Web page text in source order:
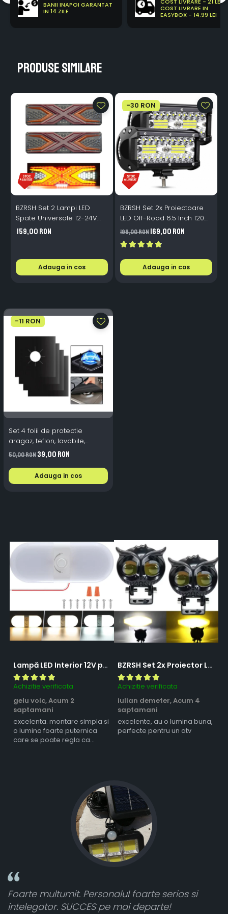
BANII INAPOI GARANTAT
IN 14 ZILE
COST LIVRARE IN
EASYBOX - 14.99 LEI
Produse similare
BZRSH Set 2 Lampi LED
Spate Universale 12-24V
Semnalizare Dinamica
159,00 RON
Adauga in cos
-30 RON
BZRSH Set 2x Proiectoare
LED Off-Road 6.5 Inch 120W
12000 Lumeni 6000K 12-24V
199,00 RON169,00 RON
Adauga in cos
-11 RON
Set 4 folii de protectie
aragaz, teflon, lavabile,
reutilizabile, Negru/Gri
50,00 RON39,00 RON
Adauga in cos
Lampă LED Interior 12V pentru Dubă, Camper și Rulotă - 180LED, 33 cm, 3 Temperaturii de Culoare, Intensitate Reglabilă, Iluminare Compartiment Marfă
Achizitie verificata
gelu voic,Acum 2
saptamani
excelenta. montare simpla si
o lumina foarte puternica
care se poate regla ca
BZRSH Set 2x Proiector LED Bufnita 50W Lupa 2 Faze Alb-Galben 12-24V Moto ATV
Achizitie verificata
iulian demeter,Acum 4
saptamani
excelente, au o lumina buna,
perfecte pentru un atv
Foarte multumit. Personalul foarte serios si
intelegator. SUCCES pe mai departe!